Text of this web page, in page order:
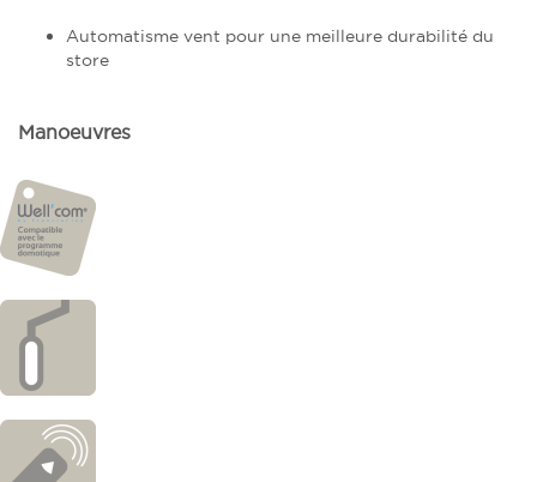
Automatisme vent pour une meilleure durabilité du
store
Manoeuvres